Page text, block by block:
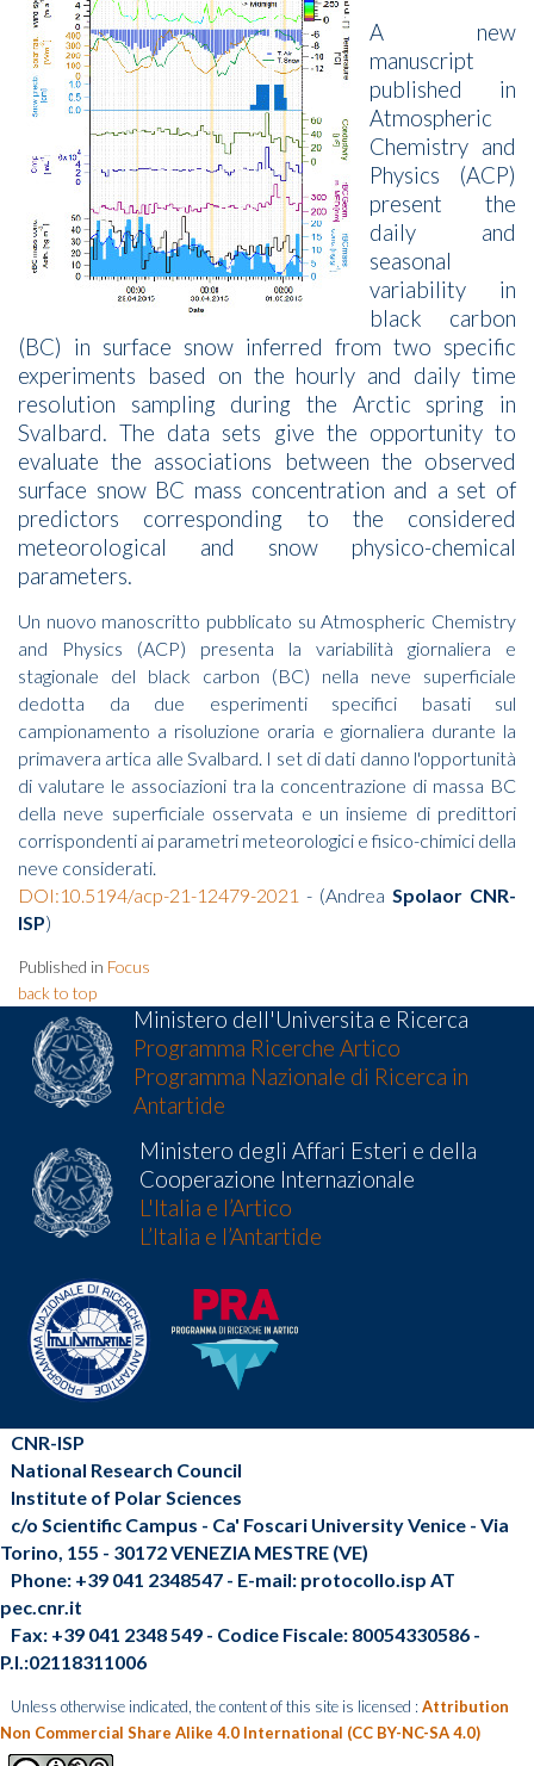
A new
manuscript
published in
Atmospheric
Chemistry and
Physics (ACP)
present the
daily and
seasonal
variability in
black carbon
(BC) in surface snow inferred from two specific
experiments based on the hourly and daily time
resolution sampling during the Arctic spring in
Svalbard. The data sets give the opportunity to
evaluate the associations between the observed
surface snow BC mass concentration and a set of
predictors corresponding to the considered
meteorological and snow physico-chemical
parameters.
Un nuovo manoscritto pubblicato su Atmospheric Chemistry
and Physics (ACP) presenta la variabilità giornaliera e
stagionale del black carbon (BC) nella neve superficiale
dedotta da due esperimenti specifici basati sul
campionamento a risoluzione oraria e giornaliera durante la
primavera artica alle Svalbard. I set di dati danno l'opportunità
di valutare le associazioni tra la concentrazione di massa BC
della neve superficiale osservata e un insieme di predittori
corrispondenti ai parametri meteorologici e fisico-chimici della
neve considerati.
DOI:10.5194/acp-21-12479-2021 - (Andrea Spolaor CNR-
ISP)
Published in Focus
back to top
Ministero dell'Universita e Ricerca
Programma Ricerche Artico
Programma Nazionale di Ricerca in
Antartide
Ministero degli Affari Esteri e della
Cooperazione Internazionale
L'Italia e l’Artico
L’Italia e l’Antartide
CNR-ISP
National Research Council
Institute of Polar Sciences
c/o Scientific Campus - Ca' Foscari University Venice - Via
Torino, 155 - 30172 VENEZIA MESTRE (VE)
Phone: +39 041 2348547 - E-mail: protocollo.isp AT
pec.cnr.it
Fax: +39 041 2348 549 - Codice Fiscale: 80054330586 -
P.I.:02118311006
Unless otherwise indicated, the content of this site is licensed : Attribution
Non Commercial Share Alike 4.0 International (CC BY-NC-SA 4.0)